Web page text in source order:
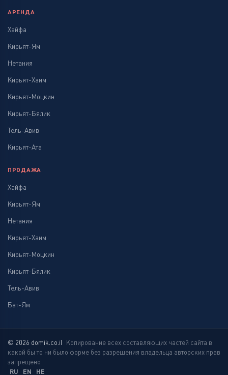
АРЕНДА
Хайфа
Кирьят-Ям
Нетания
Кирьят-Хаим
Кирьят-Моцкин
Кирьят-Бялик
Тель-Авив
Кирьят-Ата
ПРОДАЖА
Хайфа
Кирьят-Ям
Нетания
Кирьят-Хаим
Кирьят-Моцкин
Кирьят-Бялик
Тель-Авив
Бат-Ям
© 2026 domik.co.il
Копирование всех составляющих частей сайта в
какой бы то ни было форме без разрешения владельца авторских прав
запрещено
RU
EN HE